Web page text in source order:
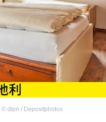
© dlpn / Depositphotos